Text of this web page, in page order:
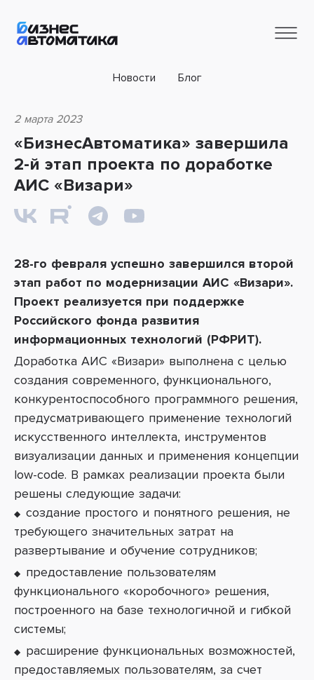
Новости Блог
2 марта 2023
«БизнесАвтоматика» завершила
2-й этап проекта по доработке
АИС «Визари»
28-го февраля успешно завершился второй
этап работ по модернизации АИС «Визари».
Проект реализуется при поддержке
Российского фонда развития
информационных технологий (РФРИТ).
Доработка АИС «Визари» выполнена с целью
создания современного, функционального,
конкурентоспособного программного решения,
предусматривающего применение технологий
искусственного интеллекта, инструментов
визуализации данных и применения концепции
low-code. В рамках реализации проекта были
решены следующие задачи:
создание простого и понятного решения, не
требующего значительных затрат на
развертывание и обучение сотрудников;
предоставление пользователям
функционального «коробочного» решения,
построенного на базе технологичной и гибкой
системы;
расширение функциональных возможностей,
предоставляемых пользователям, за счет